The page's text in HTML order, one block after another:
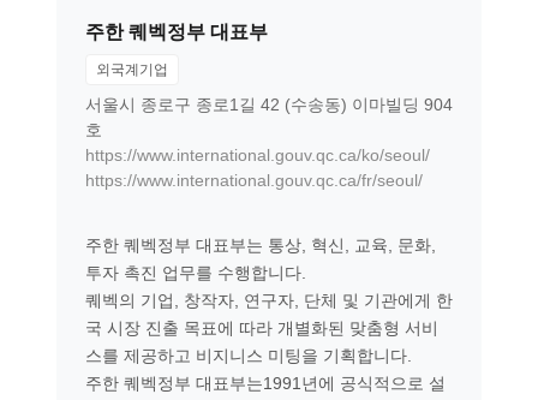
주한 퀘벡정부 대표부
외국계기업
서울시 종로구 종로1길 42 (수송동) 이마빌딩 904
호
https://www.international.gouv.qc.ca/ko/seoul/
https://www.international.gouv.qc.ca/fr/seoul/
주한 퀘벡정부 대표부는 통상, 혁신, 교육, 문화,
투자 촉진 업무를 수행합니다.
퀘벡의 기업, 창작자, 연구자, 단체 및 기관에게 한
국 시장 진출 목표에 따라 개별화된 맞춤형 서비
스를 제공하고 비지니스 미팅을 기획합니다.
주한 퀘벡정부 대표부는1991년에 공식적으로 설